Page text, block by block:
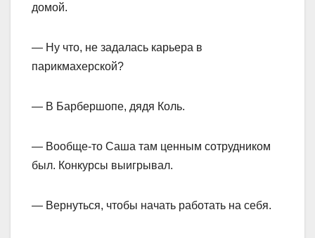
домой.
— Ну что, не задалась карьера в
парикмахерской?
— В Барбершопе, дядя Коль.
— Вообще-то Саша там ценным сотрудником
был. Конкурсы выигрывал.
— Вернуться, чтобы начать работать на себя.